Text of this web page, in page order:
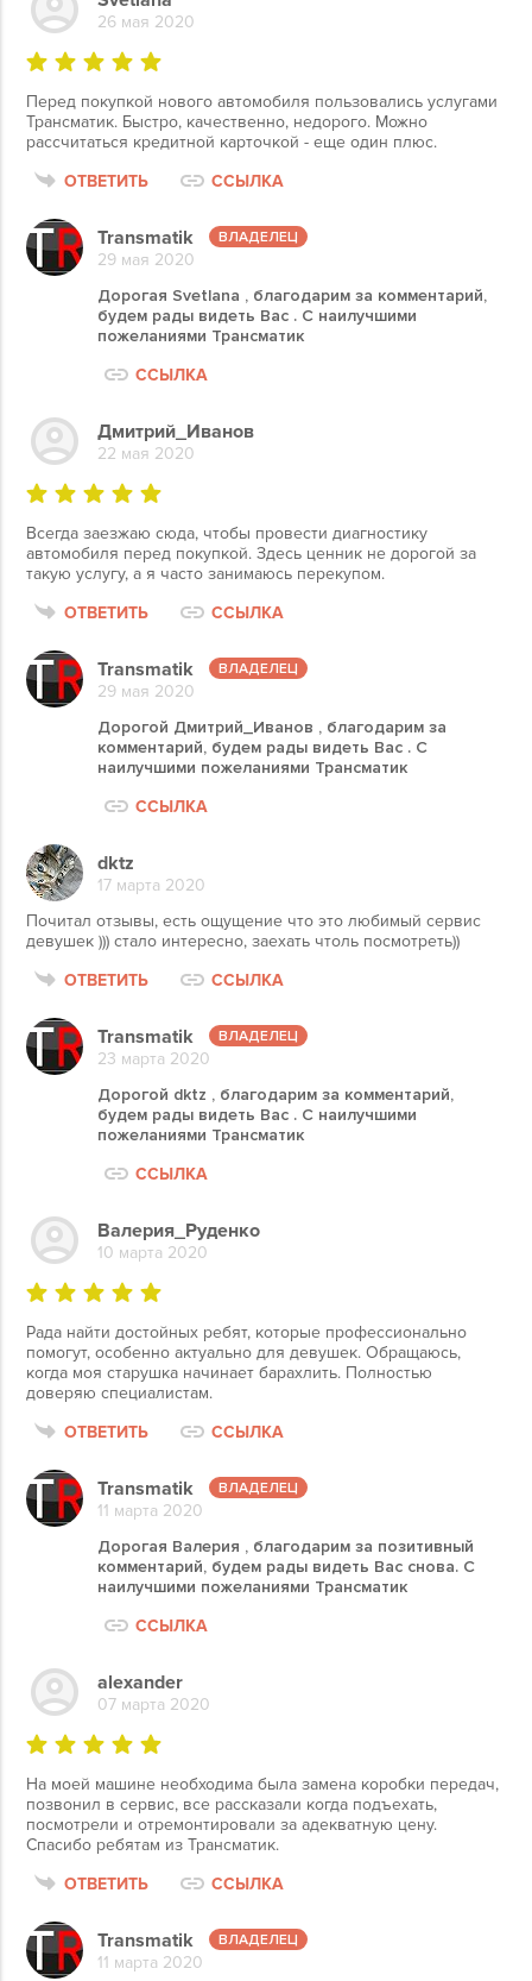
26 мая 2020
Перед покупкой нового автомобиля пользовались услугами
Трансматик. Быстро, качественно, недорого. Можно
рассчитаться кредитной карточкой - еще один плюс.
ОТВЕТИТЬ
ССЫЛКА
Transmatik
29 мая 2020
Дорогая Svetlana , благодарим за комментарий,
будем рады видеть Вас . С наилучшими
пожеланиями Трансматик
ССЫЛКА
Дмитрий_Иванов
22 мая 2020
Всегда заезжаю сюда, чтобы провести диагностику
автомобиля перед покупкой. Здесь ценник не дорогой за
такую услугу, а я часто занимаюсь перекупом.
ОТВЕТИТЬ
ССЫЛКА
Transmatik
29 мая 2020
Дорогой Дмитрий_Иванов , благодарим за
комментарий, будем рады видеть Вас . С
наилучшими пожеланиями Трансматик
ССЫЛКА
dktz
17 марта 2020
Почитал отзывы, есть ощущение что это любимый сервис
девушек ))) стало интересно, заехать чтоль посмотреть))
ОТВЕТИТЬ
ССЫЛКА
Transmatik
23 марта 2020
Дорогой dktz , благодарим за комментарий,
будем рады видеть Вас . С наилучшими
пожеланиями Трансматик
ССЫЛКА
Валерия_Руденко
10 марта 2020
Рада найти достойных ребят, которые профессионально
помогут, особенно актуально для девушек. Обращаюсь,
когда моя старушка начинает барахлить. Полностью
доверяю специалистам.
ОТВЕТИТЬ
ССЫЛКА
Transmatik
11 марта 2020
Дорогая Валерия , благодарим за позитивный
комментарий, будем рады видеть Вас снова. С
наилучшими пожеланиями Трансматик
ССЫЛКА
alexander
07 марта 2020
На моей машине необходима была замена коробки передач,
позвонил в сервис, все рассказали когда подъехать,
посмотрели и отремонтировали за адекватную цену.
Спасибо ребятам из Трансматик.
ОТВЕТИТЬ
ССЫЛКА
Transmatik
11 марта 2020